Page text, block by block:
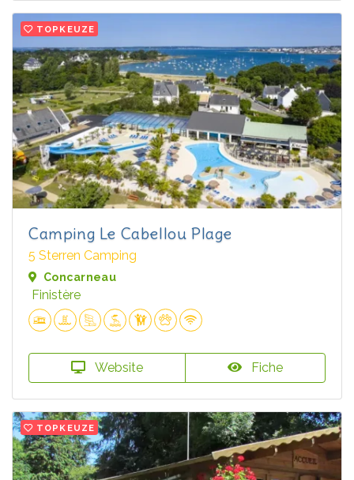
TOPKEUZE
Camping Le Cabellou Plage
5 Sterren Camping
Concarneau
Finistère
Website Fiche
TOPKEUZE